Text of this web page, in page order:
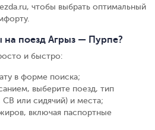
чтобы выбрать оптимальный
на поезд Агрыз — Пурпе?
и быстро:
в форме поиска;
выберите поезд, тип
СВ или сидячий) и места;
включая паспортные